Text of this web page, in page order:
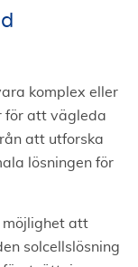
komplex eller
för att vägleda
att utforska
lösningen för
möjlighet att
solcellslösning